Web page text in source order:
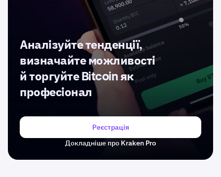
Аналізуйте тенденції,
визначайте можливості
й торгуйте Bitcoin як
професіонал
Реєстрація
Докладніше про Kraken Pro